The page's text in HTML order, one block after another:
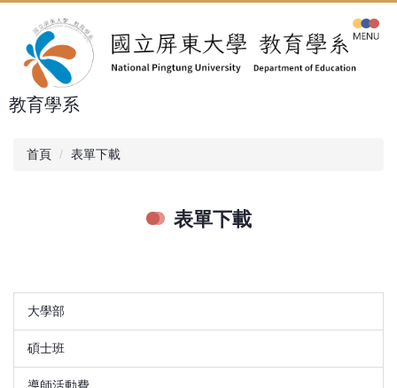
容
教育學系
首頁 表單下載
表單下載
大學部
碩士班